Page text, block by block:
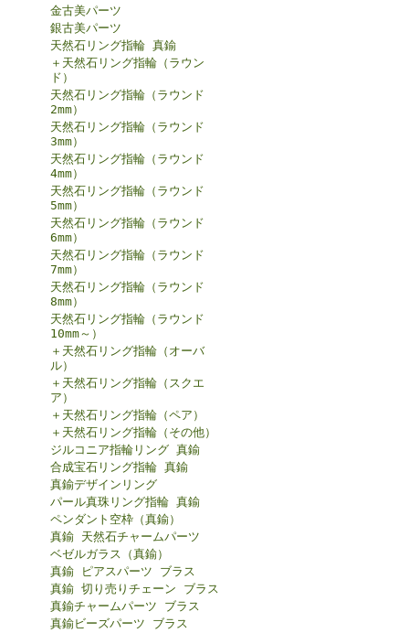
金古美パーツ
銀古美パーツ
天然石リング指輪 真鍮
＋天然石リング指輪（ラウン
ド）
天然石リング指輪（ラウンド
2mm）
天然石リング指輪（ラウンド
3mm）
天然石リング指輪（ラウンド
4mm）
天然石リング指輪（ラウンド
5mm）
天然石リング指輪（ラウンド
6mm）
天然石リング指輪（ラウンド
7mm）
天然石リング指輪（ラウンド
8mm）
天然石リング指輪（ラウンド
10mm～）
＋天然石リング指輪（オーバ
ル）
＋天然石リング指輪（スクエ
ア）
＋天然石リング指輪（ペア）
＋天然石リング指輪（その他）
ジルコニア指輪リング 真鍮
合成宝石リング指輪 真鍮
真鍮デザインリング
パール真珠リング指輪 真鍮
ペンダント空枠（真鍮）
真鍮 天然石チャームパーツ
ベゼルガラス（真鍮）
真鍮 ピアスパーツ ブラス
真鍮 切り売りチェーン ブラス
真鍮チャームパーツ ブラス
真鍮ビーズパーツ ブラス